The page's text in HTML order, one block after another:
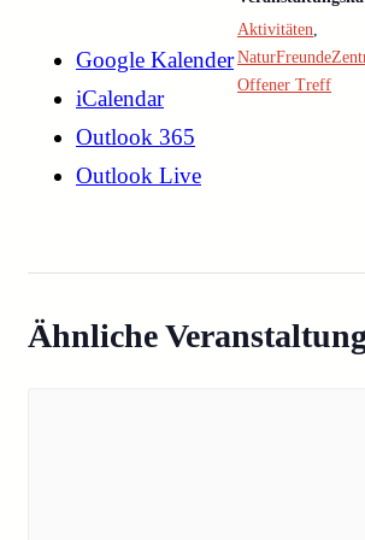
Google Kalender
iCalendar
Outlook 365
Outlook Live
Aktivitäten
Offener Treff
Ähnliche